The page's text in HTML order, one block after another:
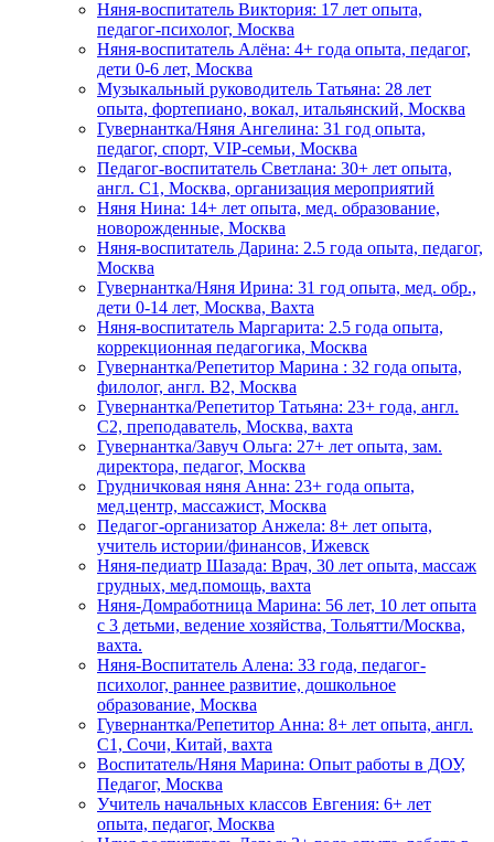
Няня-воспитатель Виктория: 17 лет опыта,
педагог-психолог, Москва
Няня-воспитатель Алёна: 4+ года опыта, педагог,
дети 0-6 лет, Москва
Музыкальный руководитель Татьяна: 28 лет
опыта, фортепиано, вокал, итальянский, Москва
Гувернантка/Няня Ангелина: 31 год опыта,
педагог, спорт, VIP-семьи, Москва
Педагог-воспитатель Светлана: 30+ лет опыта,
англ. C1, Москва, организация мероприятий
Няня Нина: 14+ лет опыта, мед. образование,
новорожденные, Москва
Няня-воспитатель Дарина: 2.5 года опыта, педагог,
Москва
Гувернантка/Няня Ирина: 31 год опыта, мед. обр.,
дети 0-14 лет, Москва, Вахта
Няня-воспитатель Маргарита: 2.5 года опыта,
коррекционная педагогика, Москва
Гувернантка/Репетитор Марина : 32 года опыта,
филолог, англ. B2, Москва
Гувернантка/Репетитор Татьяна: 23+ года, англ.
C2, преподаватель, Москва, вахта
Гувернантка/Завуч Ольга: 27+ лет опыта, зам.
директора, педагог, Москва
Грудничковая няня Анна: 23+ года опыта,
мед.центр, массажист, Москва
Педагог-организатор Анжела: 8+ лет опыта,
учитель истории/финансов, Ижевск
Няня-педиатр Шазада: Врач, 30 лет опыта, массаж
грудных, мед.помощь, вахта
Няня-Домработница Марина: 56 лет, 10 лет опыта
с 3 детьми, ведение хозяйства, Тольятти/Москва,
вахта.
Няня-Воспитатель Алена: 33 года, педагог-
психолог, раннее развитие, дошкольное
образование, Москва
Гувернантка/Репетитор Анна: 8+ лет опыта, англ.
C1, Сочи, Китай, вахта
Воспитатель/Няня Марина: Опыт работы в ДОУ,
Педагог, Москва
Учитель начальных классов Евгения: 6+ лет
опыта, педагог, Москва